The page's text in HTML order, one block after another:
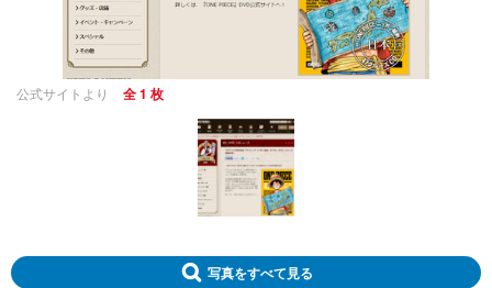
公式サイトより 全 1 枚
写真をすべて見る